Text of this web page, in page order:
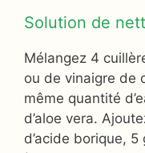
Solution de
Mélangez 4
ou de vinaigre de
même quantité
d’aloe vera.
d’acide borique,